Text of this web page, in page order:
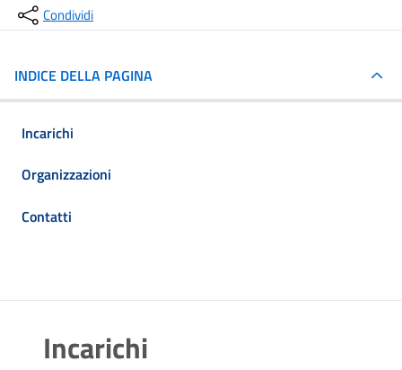
Condividi
INDICE DELLA PAGINA
Incarichi
Organizzazioni
Contatti
Incarichi